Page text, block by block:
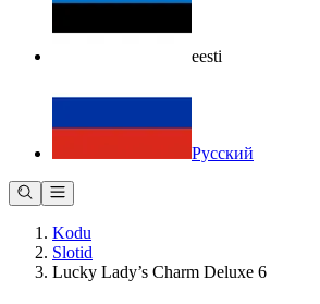
eesti
Русский
Kodu
Slotid
Lucky Lady’s Charm Deluxe 6